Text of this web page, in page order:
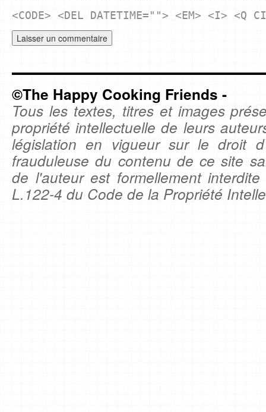
<CODE> <DEL DATETIME=""> <EM> <I> <Q
©The Happy Cooking Friends -
Tous les textes, titres et images
propriété intellectuelle de leurs
législation en vigueur sur le droit
frauduleuse du contenu de ce site
de l'auteur est formellement
L.122-4 du Code de la Propriété